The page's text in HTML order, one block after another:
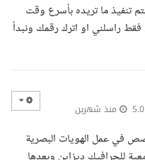
تنفيذ ما تريده بأسرع وقت
راسلني او اترك رقمك ونبدأ
منذ شهرين
في عمل الهويات البصرية